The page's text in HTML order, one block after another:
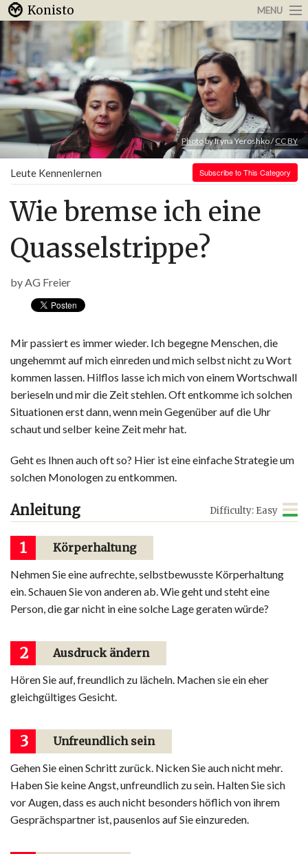
Konisto MENU
Arbeit & Karriere
Internet
Urlaub & Reisen
Photoby Iryna Yeroshko /CC BY
Leute Kennenlernen Subscribe to This Category
Wie bremse ich eine
Quasselstrippe?
byAG Freier
Mir passiert es immer wieder. Ich begegne Menschen, die
ungehemmt auf mich einreden und mich selbst nicht zu Wort
kommen lassen. Hilflos lasse ich mich von einem Wortschwall
berieseln und mir die Zeit stehlen. Oft entkomme ich solchen
Situationen erst dann, wenn mein Gegenüber auf die Uhr
schaut und selber keine Zeit mehr hat.
Geht es Ihnen auch oft so? Hier ist eine einfache Strategie um
solchen Monologen zu entkommen.
Anleitung Difficulty: Easy
1 Körperhaltung
Nehmen Sie eine aufrechte, selbstbewusste Körperhaltung
ein. Schauen Sie von anderen ab. Wie geht und steht eine
Person, die gar nicht in eine solche Lage geraten würde?
2 Ausdruck ändern
Hören Sie auf, freundlich zu lächeln. Machen sie ein eher
gleichgültiges Gesicht.
3 Unfreundlich sein
Gehen Sie einen Schritt zurück. Nicken Sie auch nicht mehr.
Haben Sie keine Angst, unfreundlich zu sein. Halten Sie sich
vor Augen, dass es auch nicht besonders höflich von ihrem
Gesprächspartner ist, pausenlos auf Sie einzureden.